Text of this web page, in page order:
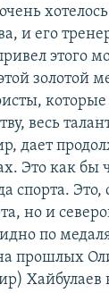
и его
этого
золотой
которые
весь
дает
Это как бы
спорта.
но и
по
прошлых
Хайбулаев